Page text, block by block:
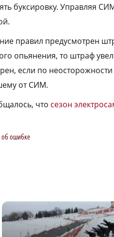
буксировку. Управляя
правил предусмотрен
опьянения, то штраф
если по
от СИМ.
что сезон
ошибке